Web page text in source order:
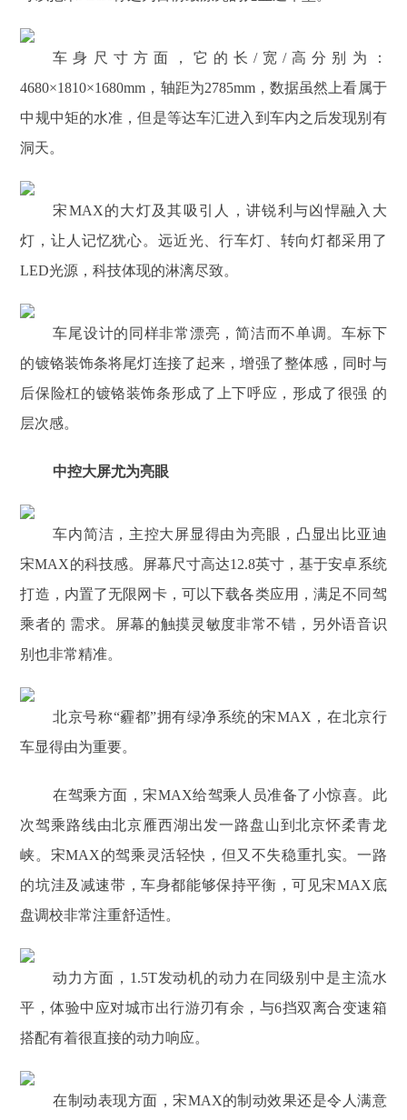
车身尺寸方面，它的长/宽/高分别为：
4680×1810×1680mm，轴距为2785mm，数据虽然上看属于
中规中矩的水准，但是等达车汇进入到车内之后发现别有
洞天。
宋MAX的大灯及其吸引人，讲锐利与凶悍融入大
灯，让人记忆犹心。远近光、行车灯、转向灯都采用了
LED光源，科技体现的淋漓尽致。
车尾设计的同样非常漂亮，简洁而不单调。车标下
的镀铬装饰条将尾灯连接了起来，增强了整体感，同时与
后保险杠的镀铬装饰条形成了上下呼应，形成了很强 的
层次感。
中控大屏尤为亮眼
车内简洁，主控大屏显得由为亮眼，凸显出比亚迪
宋MAX的科技感。屏幕尺寸高达12.8英寸，基于安卓系统
打造，内置了无限网卡，可以下载各类应用，满足不同驾
乘者的 需求。屏幕的触摸灵敏度非常不错，另外语音识
别也非常精准。
北京号称“霾都”拥有绿净系统的宋MAX，在北京行
车显得由为重要。
在驾乘方面，宋MAX给驾乘人员准备了小惊喜。此
次驾乘路线由北京雁西湖出发一路盘山到北京怀柔青龙
峡。宋MAX的驾乘灵活轻快，但又不失稳重扎实。一路
的坑洼及减速带，车身都能够保持平衡，可见宋MAX底
盘调校非常注重舒适性。
动力方面，1.5T发动机的动力在同级别中是主流水
平，体验中应对城市出行游刃有余，与6挡双离合变速箱
搭配有着很直接的动力响应。
在制动表现方面，宋MAX的制动效果还是令人满意